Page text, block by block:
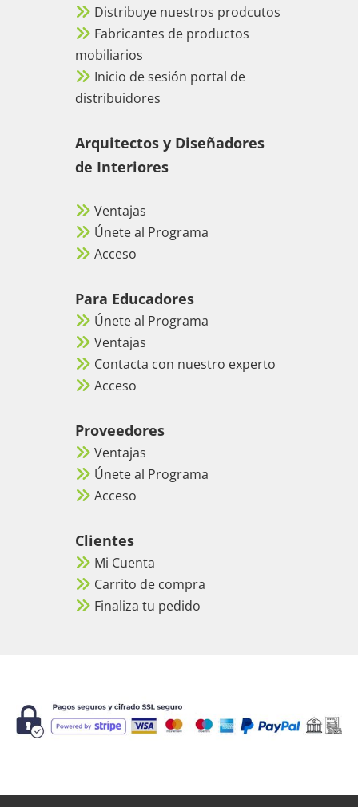
Distribuye nuestros prodcutos
Fabricantes de productos
mobiliarios
Inicio de sesión portal de
distribuidores
Arquitectos y Diseñadores
de Interiores
Ventajas
Únete al Programa
Acceso
Para Educadores
Únete al Programa
Ventajas
Contacta con nuestro experto
Acceso
Proveedores
Ventajas
Únete al Programa
Acceso
Clientes
Mi Cuenta
Carrito de compra
Finaliza tu pedido